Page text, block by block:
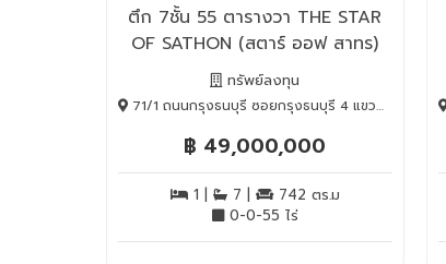
ตึก 7ชั้น 55 ตารางวา THE STAR
OF SATHON (สตาร์ ออฟ สาทร)
ทรัพย์ลงทุน
71/1 ถนนกรุงธนบุรี ซอยกรุงธนบุรี 4 แขวงบางลำภูล่าง, คลองสาน, BANGKOK , 10600
฿ 49,000,000
1 | 7 |
742 ตร.ม
0-0-55 ไร่